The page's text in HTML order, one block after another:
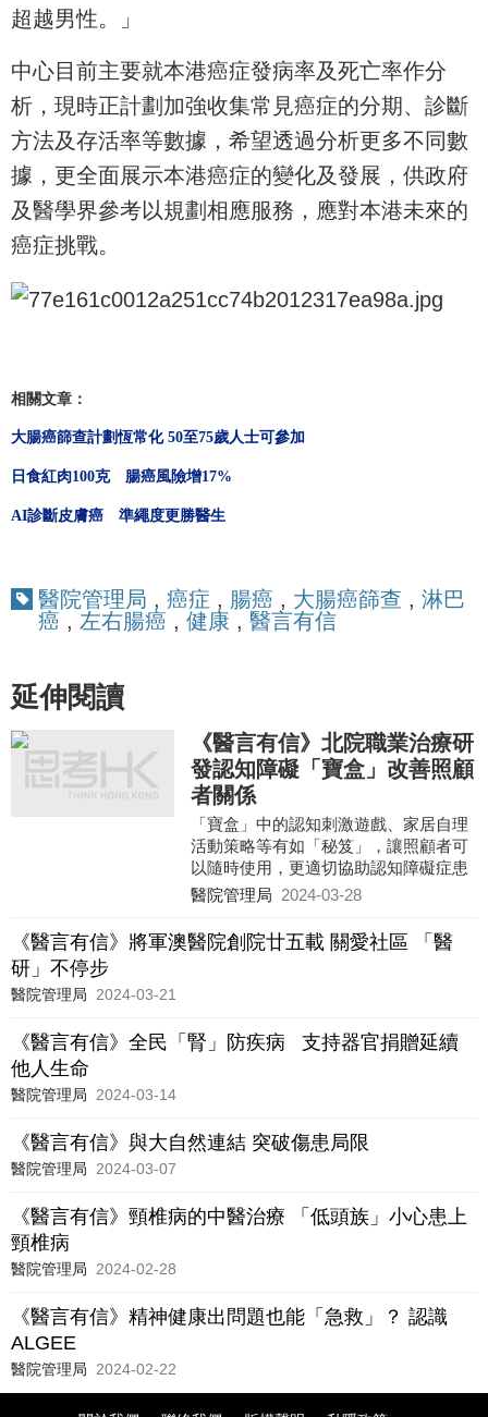
超越男性。」
中心目前主要就本港癌症發病率及死亡率作分
析， 現時正計劃加強收集常見癌症的分期、診斷
方法及存活率等數據， 希望透過分析更多不同數
據，更全面展示本港癌症的變化及發展， 供政府
及醫學界參考以規劃相應服務，應對本港未來的
癌症挑戰。
相關文章：
大腸癌篩查計劃恆常化 50至75歲人士可參加
日食紅肉100克 腸癌風險增17%
AI診斷皮膚癌 準繩度更勝醫生
醫院管理局 , 癌症 , 腸癌 , 大腸癌篩查 , 淋巴
癌 , 左右腸癌 , 健康 , 醫言有信
延伸閱讀
《醫言有信》北院職業治療研
發認知障礙「寶盒」改善照顧
者關係
「寶盒」中的認知刺激遊戲、家居自理
活動策略等有如「秘笈」，讓照顧者可
以隨時使用，更適切協助認知障礙症患
者重拾自理能力。 認知障礙症是一種腦
醫院管理局 2024-03-28
《醫言有信》將軍澳醫院創院廿五載 關愛社區 「醫
研」不停步
醫院管理局 2024-03-21
《醫言有信》全民「腎」防疾病 支持器官捐贈延續
他人生命
醫院管理局 2024-03-14
《醫言有信》與大自然連結 突破傷患局限
醫院管理局 2024-03-07
《醫言有信》頸椎病的中醫治療 「低頭族」小心患上
頸椎病
醫院管理局 2024-02-28
《醫言有信》精神健康出問題也能「急救」？ 認識
ALGEE
醫院管理局 2024-02-22